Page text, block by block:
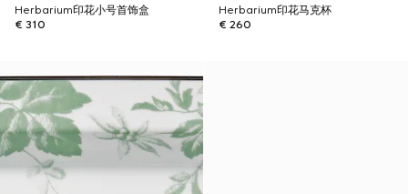
Herbarium印花小号首饰盒
€ 310
Herbarium印花马克杯
€ 260